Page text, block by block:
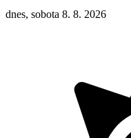
dnes, sobota 8. 8. 2026